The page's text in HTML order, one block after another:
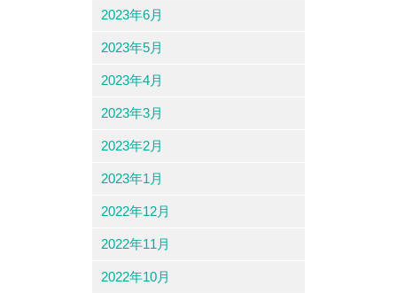
2023年6月
2023年5月
2023年4月
2023年3月
2023年2月
2023年1月
2022年12月
2022年11月
2022年10月